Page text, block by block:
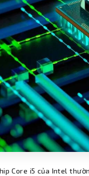
Core i5 của Intel